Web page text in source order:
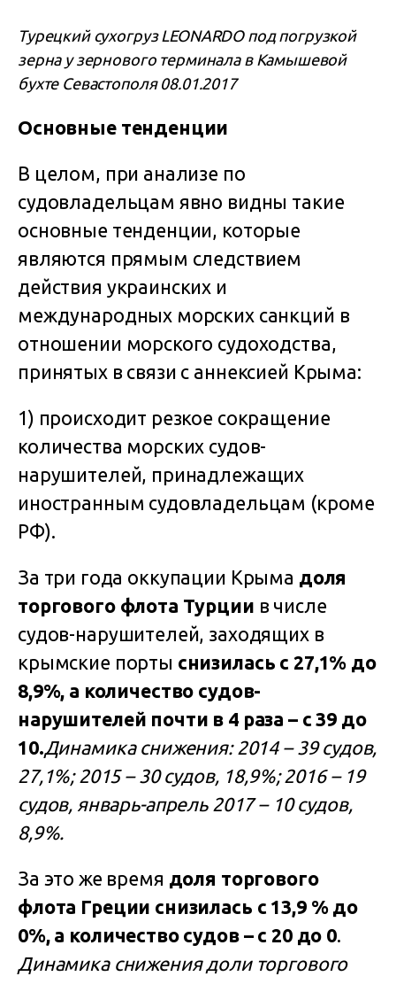
Турецкий сухогруз LEONARDO под погрузкой
зерна у зернового терминала в Камышевой
бухте Севастополя 08.01.2017
Основные тенденции
В целом, при анализе по
судовладельцам явно видны такие
основные тенденции, которые
являются прямым следствием
действия украинских и
международных морских санкций в
отношении морского судоходства,
принятых в связи с аннексией Крыма:
1) происходит резкое сокращение
количества морских судов-
нарушителей, принадлежащих
иностранным судовладельцам (кроме
РФ).
За три года оккупации Крыма доля
торгового флота Турции в числе
судов-нарушителей, заходящих в
крымские порты снизилась с 27,1% до
8,9%, а количество судов-
нарушителей почти в 4 раза – с 39 до
10.Динамика снижения: 2014 – 39 судов,
27,1%; 2015 – 30 судов, 18,9%; 2016 – 19
судов, январь-апрель 2017 – 10 судов,
8,9%.
За это же время доля торгового
флота Греции снизилась с 13,9 % до
0%, а количество судов – с 20 до 0.
Динамика снижения доли торгового